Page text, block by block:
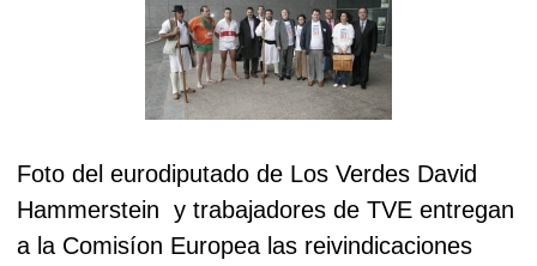
Foto del eurodiputado de Los Verdes David
Hammerstein y trabajadores de TVE entregan
a la Comisíon Europea las reivindicaciones